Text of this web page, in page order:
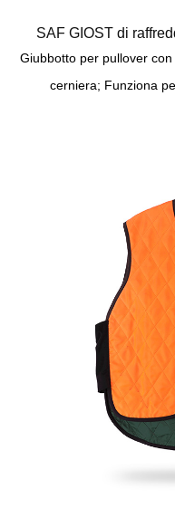
SAF GIOST di
Giubbotto per pullover
cerniera; Funziona